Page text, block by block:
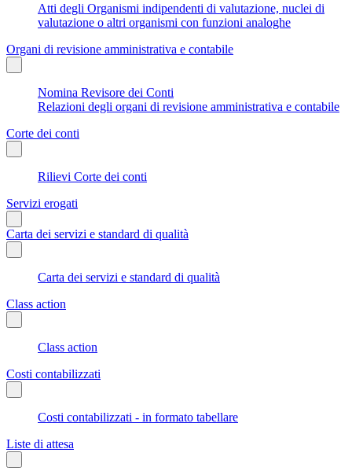
Atti degli Organismi indipendenti di valutazione, nuclei di
valutazione o altri organismi con funzioni analoghe
Organi di revisione amministrativa e contabile
Nomina Revisore dei Conti
Relazioni degli organi di revisione amministrativa e contabile
Corte dei conti
Rilievi Corte dei conti
Servizi erogati
Carta dei servizi e standard di qualità
Carta dei servizi e standard di qualità
Class action
Class action
Costi contabilizzati
Costi contabilizzati - in formato tabellare
Liste di attesa